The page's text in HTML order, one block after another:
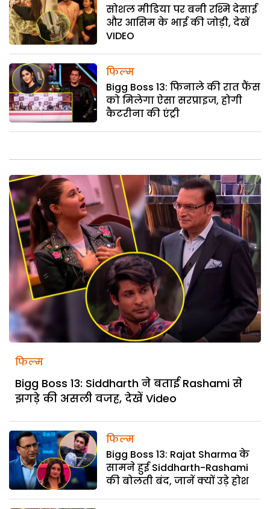
सोशल मीडिया पर बनी रश्मि देसाई
और आसिम के भाई की जोड़ी, देखें
VIDEO
फिल्म
Bigg Boss 13: फिनाले की रात फैंस
को मिलेगा ऐसा सरप्राइज, होगी
कैटरीना की एंट्री
फिल्म
Bigg Boss 13: Siddharth ने बताई Rashami से
झगड़े की असली वजह, देखें Video
फिल्म
Bigg Boss 13: Rajat Sharma के
सामने हुई Siddharth-Rashami
की बोलती बंद, जानें क्यों उड़े होश